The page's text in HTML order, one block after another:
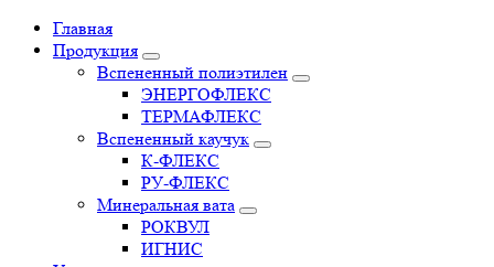
Главная
Продукция
Вспененный полиэтилен
ЭНЕРГОФЛЕКС
ТЕРМАФЛЕКС
Вспененный каучук
К-ФЛЕКС
РУ-ФЛЕКС
Минеральная вата
РОКВУЛ
ИГНИС